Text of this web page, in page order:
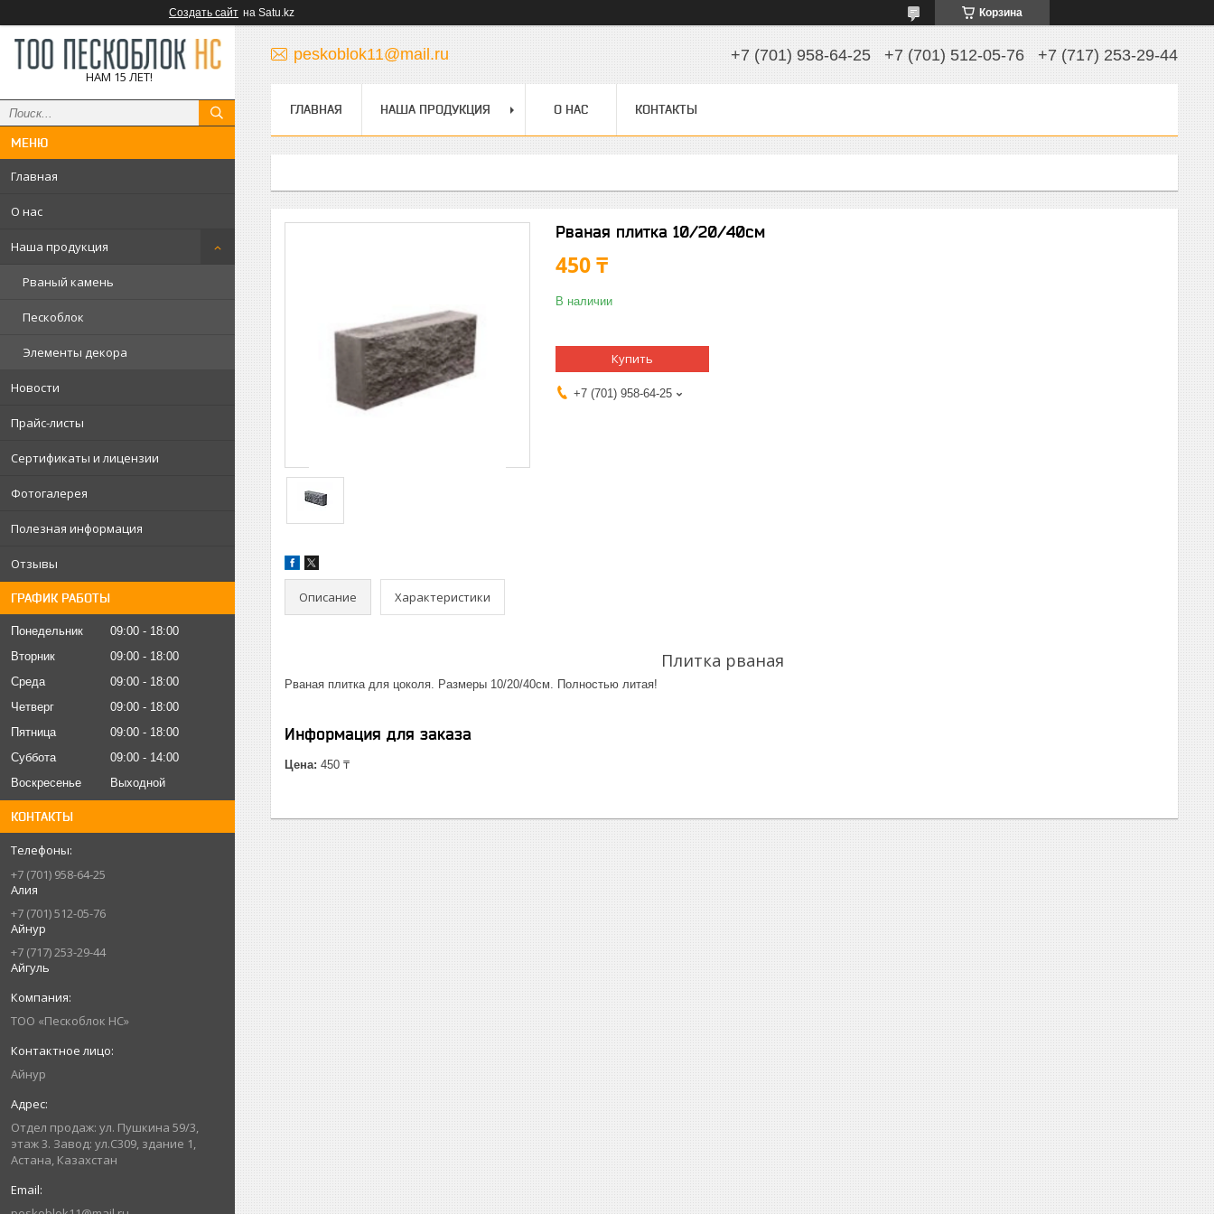
Создать сайт на Satu.kz Корзина
НАМ 15 ЛЕТ!
Главная
О нас
Наша продукция
Рваный камень
Пескоблок
Элементы декора
Новости
Прайс-листы
Сертификаты и лицензии
Фотогалерея
Полезная информация
Отзывы
ГРАФИК РАБОТЫ
Понедельник 09:00
18:00
Вторник
09:00
18:00
Среда
09:00
18:00
Четверг
09:00
18:00
Пятница
09:00
18:00
Суббота
09:00
14:00
Воскресенье
Выходной
КОНТАКТЫ
+7 (701) 958-64-25
Алия
+7 (701) 512-05-76
Айнур
+7 (717) 253-29-44
Айгуль
ТОО «Пескоблок НС»
Айнур
Отдел продаж: ул. Пушкина 59/3,
этаж 3. Завод: ул.С309, здание 1,
Астана, Казахстан
peskoblok11@mail.ru +7 (701) 958-64-25 +7 (701) 512-05-76 +7 (717) 253-29-44
ГЛАВНАЯ НАША ПРОДУКЦИЯ О НАС КОНТАКТЫ
Рваная плитка 10/20/40см
450 ₸
В наличии
Купить
+7 (701) 958-64-25
Описание Характеристики
Плитка рваная
Рваная плитка для цоколя. Размеры 10/20/40см. Полностью литая!
Информация для заказа
Цена: 450 ₸